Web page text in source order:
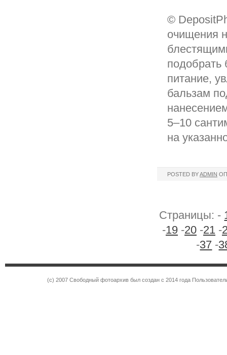
©
очищения
подобрать
питание,
бальзам
5–10
на
POSTED BYADMIN
Страницы: -
-19 -20 -21 -
-37 -
(c) 2007 Свободный фотоархив был создан с 2014 года